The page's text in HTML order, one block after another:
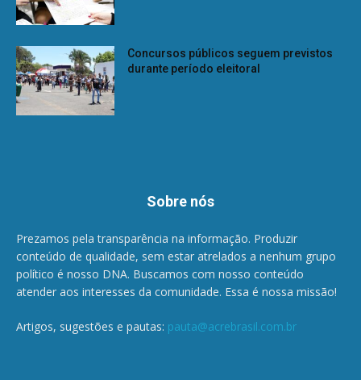
Concursos públicos seguem previstos
durante período eleitoral
Sobre nós
Prezamos pela transparência na informação. Produzir
conteúdo de qualidade, sem estar atrelados a nenhum grupo
político é nosso DNA. Buscamos com nosso conteúdo
atender aos interesses da comunidade. Essa é nossa missão!
Artigos, sugestões e pautas: pauta@acrebrasil.com.br